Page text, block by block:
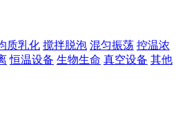
质乳化 搅拌脱泡 混匀振荡 控温浓
恒温设备 生物生命 真空设备 其他